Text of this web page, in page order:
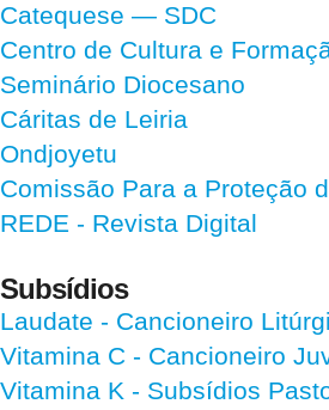
Catequese — SDC
Centro de Cultura e
Seminário Diocesano
Cáritas de Leiria
Ondjoyetu
Comissão Para a Proteção
REDE - Revista Digital
Subsídios
Laudate - Cancioneiro
Vitamina C - Cancioneiro
Vitamina K - Subsídios